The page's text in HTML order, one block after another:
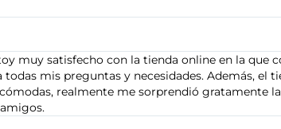
muy satisfecho con la tienda online en la que
mis preguntas y necesidades. Además, el
realmente me sorprendió gratamente